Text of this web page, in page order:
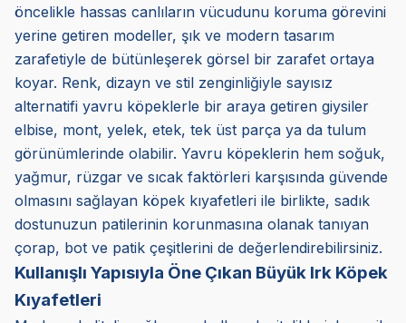
öncelikle hassas canlıların vücudunu koruma görevini
yerine getiren modeller, şık ve modern tasarım
zarafetiyle de bütünleşerek görsel bir zarafet ortaya
koyar. Renk, dizayn ve stil zenginliğiyle sayısız
alternatifi yavru köpeklerle bir araya getiren giysiler
elbise, mont, yelek, etek, tek üst parça ya da tulum
görünümlerinde olabilir. Yavru köpeklerin hem soğuk,
yağmur, rüzgar ve sıcak faktörleri karşısında güvende
olmasını sağlayan köpek kıyafetleri ile birlikte, sadık
dostunuzun patilerinin korunmasına olanak tanıyan
çorap, bot ve patik çeşitlerini de değerlendirebilirsiniz.
Kullanışlı Yapısıyla Öne Çıkan Büyük Irk Köpek
Kıyafetleri